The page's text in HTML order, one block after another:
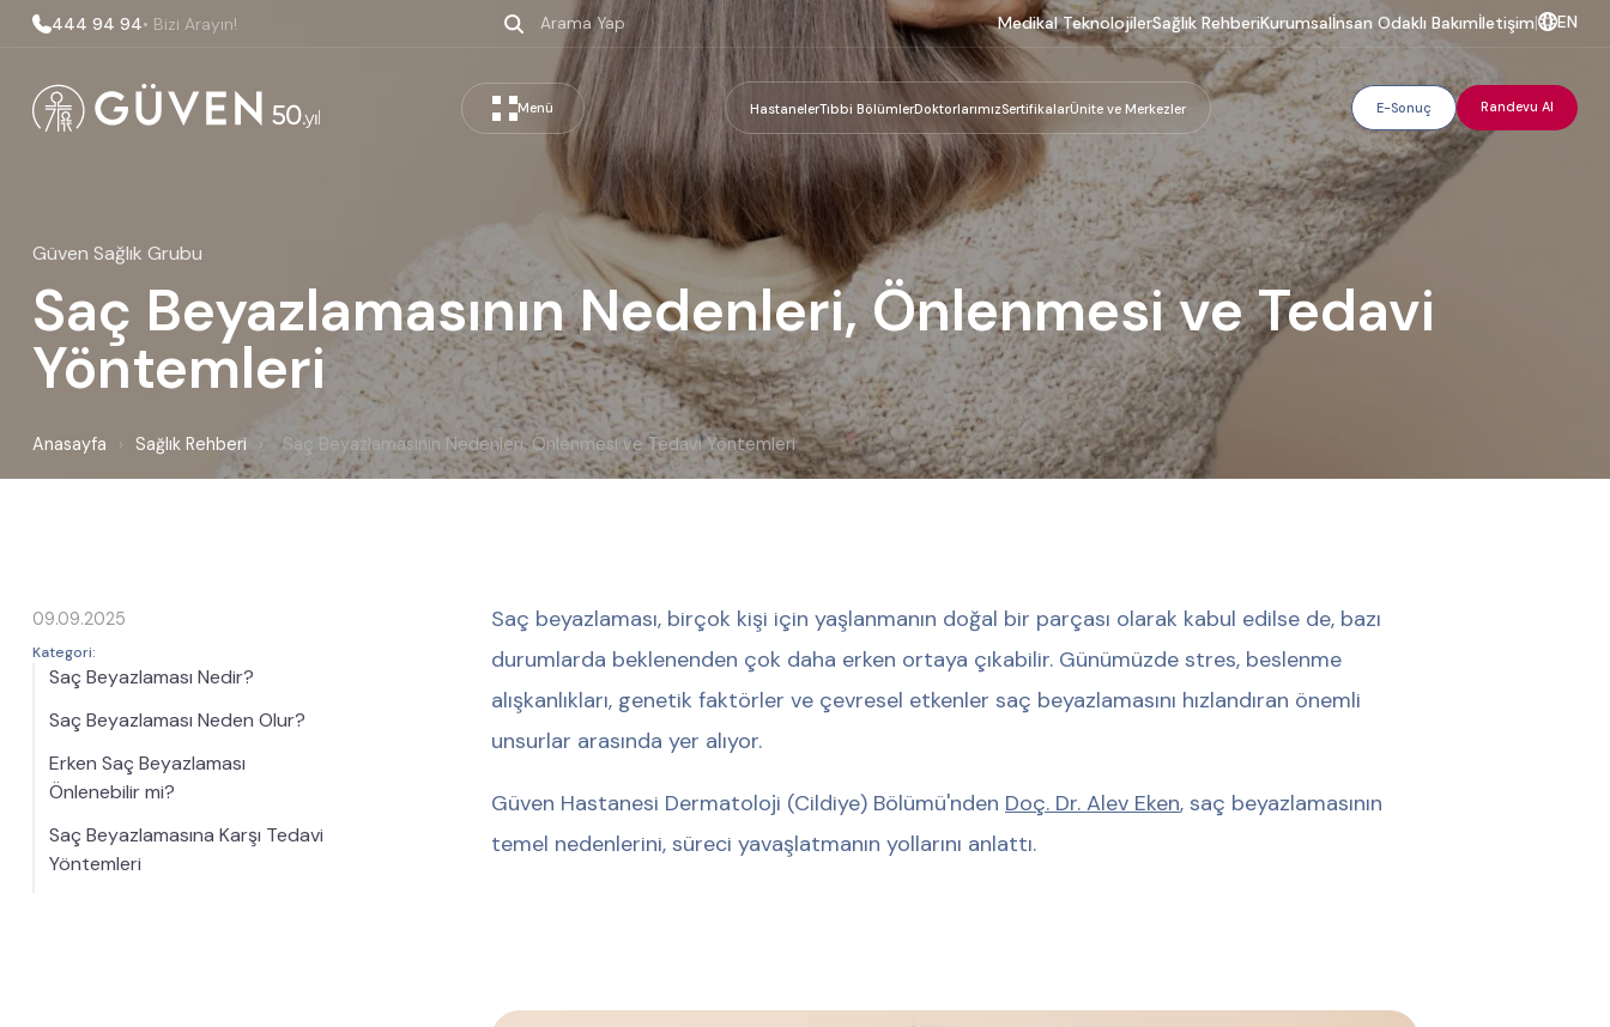
444 94 94• Bizi Arayın! Medikal TeknolojilerSağlık RehberiKurumsalİnsan Odaklı Bakımİletişim| EN
Menü HastanelerTıbbi BölümlerDoktorlarımızSertifikalarÜnite ve Merkezler E-Sonuç Randevu Al
Güven Sağlık Grubu
Saç Beyazlamasının Nedenleri, Önlenmesi ve Tedavi
Yöntemleri
Anasayfa › Sağlık Rehberi › Saç Beyazlamasının Nedenleri, Önlenmesi ve Tedavi Yöntemleri
09.09.2025
Kategori:
Saç Beyazlaması Nedir?
Saç Beyazlaması Neden Olur?
Erken Saç Beyazlaması
Önlenebilir mi?
Saç Beyazlamasına Karşı Tedavi
Yöntemleri
Saç beyazlaması, birçok kişi için yaşlanmanın doğal bir parçası olarak kabul edilse de, bazı
durumlarda beklenenden çok daha erken ortaya çıkabilir. Günümüzde stres, beslenme
alışkanlıkları, genetik faktörler ve çevresel etkenler saç beyazlamasını hızlandıran önemli
unsurlar arasında yer alıyor.
Güven Hastanesi Dermatoloji (Cildiye) Bölümü'nden Doç. Dr. Alev Eken, saç beyazlamasının
temel nedenlerini, süreci yavaşlatmanın yollarını anlattı.